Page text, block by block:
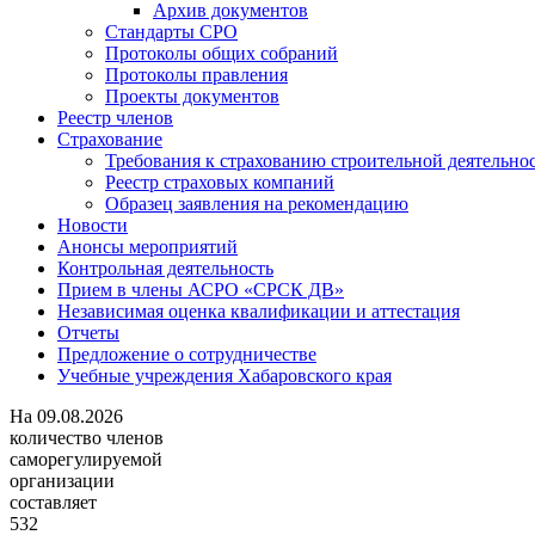
Архив документов
Стандарты СРО
Протоколы общих собраний
Протоколы правления
Проекты документов
Реестр членов
Страхование
Требования к страхованию строительной
Реестр страховых компаний
Образец заявления на рекомендацию
Новости
Анонсы мероприятий
Контрольная деятельность
Прием в члены АСРО «СРСК ДВ»
Независимая оценка квалификации и аттестация
Отчеты
Предложение о сотрудничестве
Учебные учреждения Хабаровского края
На 09.08.2026
количество членов
саморегулируемой
организации
составляет
532